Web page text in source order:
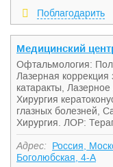
Поблагодарить
Медицинский
Офтальмология:
Лазерная
катаракты,
Хирургия
глазных болезней,
Хирургия. ЛОР:
Адрес:
Россия,
Боголюбская, 4-А